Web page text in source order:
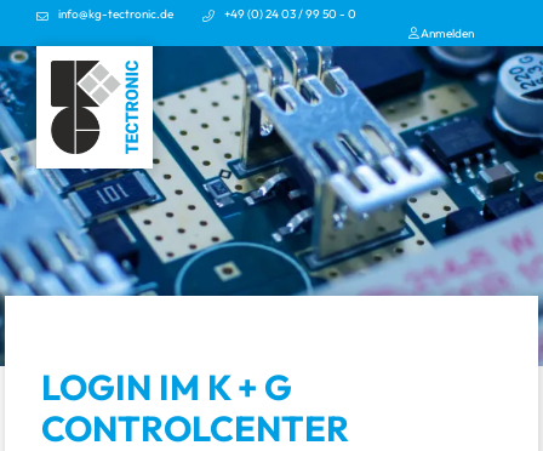
info@kg-tectronic.de
+49 (0) 24 03 / 99 50 - 0
Anmelden
LOGIN IM K + G
CONTROLCENTER